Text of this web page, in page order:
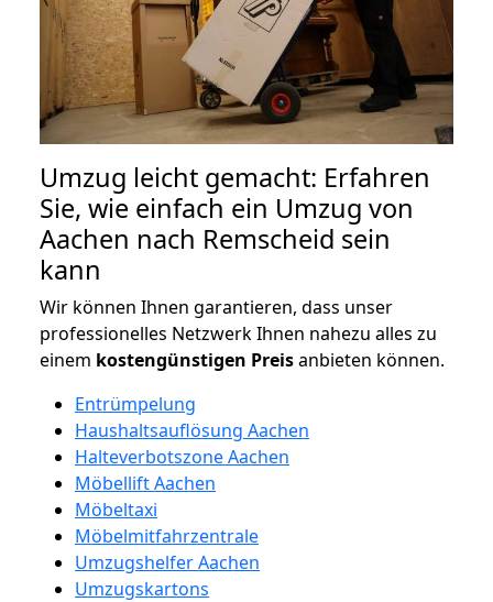
Umzug leicht gemacht: Erfahren
Sie, wie einfach ein Umzug von
Aachen nach Remscheid sein
kann
Wir können Ihnen garantieren, dass unser
professionelles Netzwerk Ihnen nahezu alles zu
einem kostengünstigen Preisanbieten können.
Entrümpelung
Haushaltsauflösung Aachen
Halteverbotszone Aachen
Möbellift Aachen
Möbeltaxi
Möbelmitfahrzentrale
Umzugshelfer Aachen
Umzugskartons